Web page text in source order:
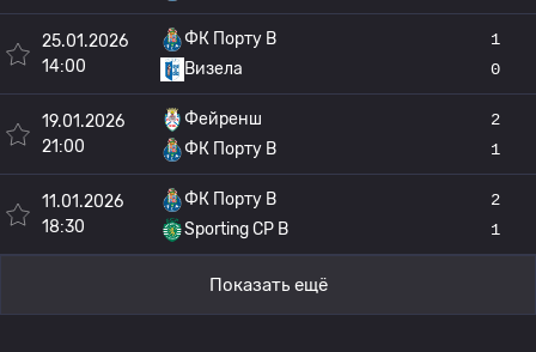
25.01.2026
14:00
ФК Порту B
Визела
1
0
19.01.2026
21:00
Фейренш
ФК Порту B
2
1
11.01.2026
18:30
ФК Порту B
Sporting CP B
2
1
Показать ещё